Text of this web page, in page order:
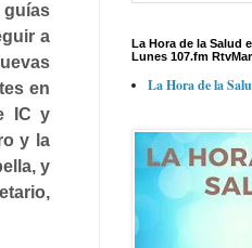
guías
a
en
IC y
y la
y
La Hora de la Salud
Lunes 107.fm
La Hora de la